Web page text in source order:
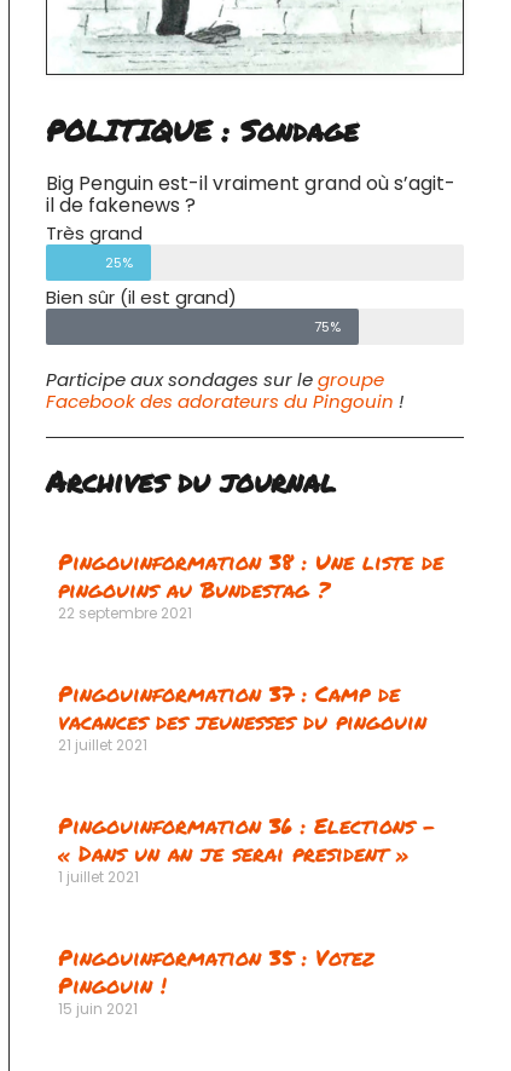
POLITIQUE : Sondage
Big Penguin est-il vraiment grand où s’agit-
il de fakenews ?
Très grand
25%
Bien sûr (il est grand)
75%
Participe aux sondages sur legroupe
Facebook des adorateurs du Pingouin !
Archives du journal
Pingouinformation 38 : Une liste de
pingouins au Bundestag ?
22 septembre 2021
Pingouinformation 37 : Camp de
vacances des jeunesses du pingouin
21 juillet 2021
Pingouinformation 36 : Elections –
« Dans un an je serai president »
1 juillet 2021
Pingouinformation 35 : Votez
Pingouin !
15 juin 2021